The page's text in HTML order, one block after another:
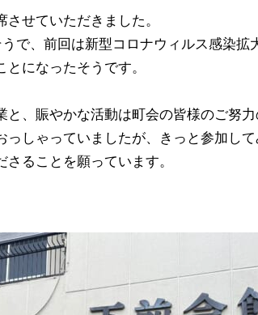
せていただきました。
で、前回は新型コロナウィルス感染
になったそうです。
、賑やかな活動は町会の皆様のご努力
しゃっていましたが、きっと参加して
ることを願っています。